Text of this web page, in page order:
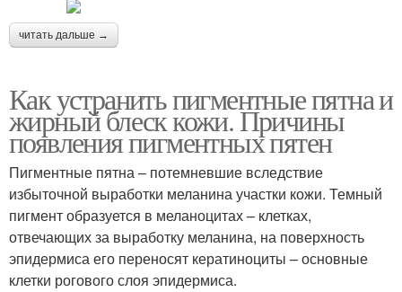
читать дальше →
Как устранить пигментные пятна и
жирный блеск кожи. Причины
появления пигментных пятен
Пигментные пятна – потемневшие вследствие
избыточной выработки меланина участки кожи. Темный
пигмент образуется в меланоцитах – клетках,
отвечающих за выработку меланина, на поверхность
эпидермиса его переносят кератиноциты – основные
клетки рогового слоя эпидермиса.